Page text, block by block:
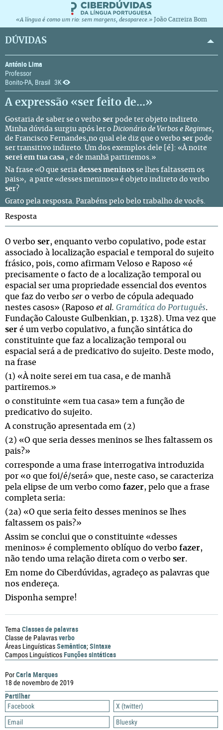
«A língua é como um rio: sem margens, desaparece.» João Carreira Bom
DÚVIDAS
António Lima
Professor
Bonito-PA, Brasil 3K
A expressão «ser feito de...»
Gostaria de saber se o verbo ser pode ter objeto indireto.
Minha dúvida surgiu após ler o Dicionário de Verbos e Regimes,
de Francisco Fernandes,no qual ele diz que o verbo ser pode
ser transitivo indireto. Um dos exemplos dele [é]: «À noite
serei em tua casa , e de manhã partiremos.»
Na frase «O que seria desses meninos se lhes faltassem os
pais», a parte «desses meninos» é objeto indireto do verbo
ser?
Grato pela resposta. Parabéns pelo belo trabalho de vocês.
PorCarla Marques
18 de novembro de 2019
Partilhar
Facebook
X (twitter)
Email
Bluesky
Resposta
O verbo ser, enquanto verbo copulativo, pode estar
associado à localização espacial e temporal do sujeito
frásico, pois, como afirmam Veloso e Raposo «é
precisamente o facto de a localização temporal ou
espacial ser uma propriedade essencial dos eventos
que faz do verbo ser o verbo de cópula adequado
nestes casos» (Raposo et al. Gramática do Português.
Fundação Calouste Gulbenkian, p. 1328). Uma vez que
ser é um verbo copulativo, a função sintática do
constituinte que faz a localização temporal ou
espacial será a de predicativo do sujeito. Deste modo,
na frase
(1) «À noite serei em tua casa, e de manhã
partiremos.»
o constituinte «em tua casa» tem a função de
predicativo do sujeito.
A construção apresentada em (2)
(2) «O que seria desses meninos se lhes faltassem os
pais?»
corresponde a uma frase interrogativa introduzida
por «o que foi/é/será» que, neste caso, se caracteriza
pela elipse de um verbo como fazer, pelo que a frase
completa seria:
(2a) «O que seria feito desses meninos se lhes
faltassem os pais?»
Assim se conclui que o constituinte «desses
meninos» é complemento oblíquo do verbo fazer,
não tendo uma relação direta com o verbo ser.
Em nome do Ciberdúvidas, agradeço as palavras que
nos endereça.
Disponha sempre!
Tema Classes de palavras
Classe de Palavrasverbo
Áreas LinguísticasSemântica;Sintaxe
Campos LinguísticosFunções sintáticas